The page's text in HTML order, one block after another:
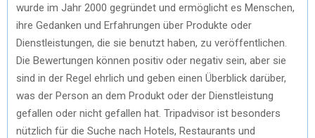
wurde im Jahr 2000 gegründet und ermöglicht es Menschen,
ihre Gedanken und Erfahrungen über Produkte oder
Dienstleistungen, die sie benutzt haben, zu veröffentlichen.
Die Bewertungen können positiv oder negativ sein, aber sie
sind in der Regel ehrlich und geben einen Überblick darüber,
was der Person an dem Produkt oder der Dienstleistung
gefallen oder nicht gefallen hat. Tripadvisor ist besonders
nützlich für die Suche nach Hotels, Restaurants und